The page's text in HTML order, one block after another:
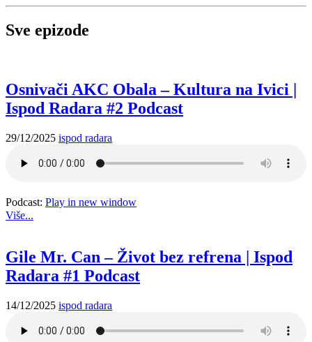
Sve epizode
Osnivači AKC Obala – Kultura na Ivici |
Ispod Radara #2 Podcast
29/12/2025 ispod radara
Podcast: Play in new window
Više...
Gile Mr. Can – Život bez refrena | Ispod
Radara #1 Podcast
14/12/2025 ispod radara